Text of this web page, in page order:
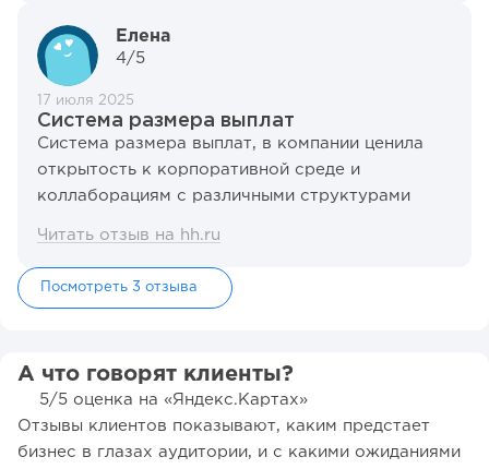
Елена
4/5
17 июля 2025
Система размера выплат
Система размера выплат, в компании ценила
открытость к корпоративной среде и
коллаборациям с различными структурами
Читать отзыв на hh.ru
Посмотреть 3 отзыва
А что говорят клиенты?
5/5 оценка на «Яндекс.Картах»
Отзывы клиентов показывают, каким предстает
бизнес в глазах аудитории, и с какими ожиданиями